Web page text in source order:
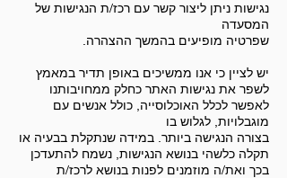
נגישות ניתן ליצור קשר עם רכז/ת הנגישות של
המסעדה
שפרטיה מופיעים בהמשך ההצהרה.
יש לציין כי אנו ממשיכים באופן תדיר במאמץ
לשפר את נגישות האתר כחלק ממחויבותנו
לאפשר לכלל האוכלוסייה, כולל אנשים עם
מוגבלויות, לגלוש בו
בצורה הנגישה ביותר. במידה שנתקלת בבעיה או
תקלה כלשהי בנושא הנגישות, נשמח להתעדכן
בכך ואת/ה מוזמנים לפנות בנושא לרכז/ת